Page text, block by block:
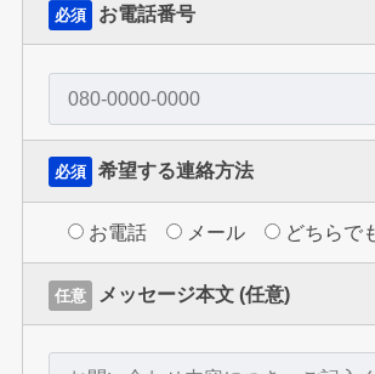
必須 お電話番号
必須 希望する連絡方法
お電話 メール どちらで
任意 メッセージ本文 (任意)